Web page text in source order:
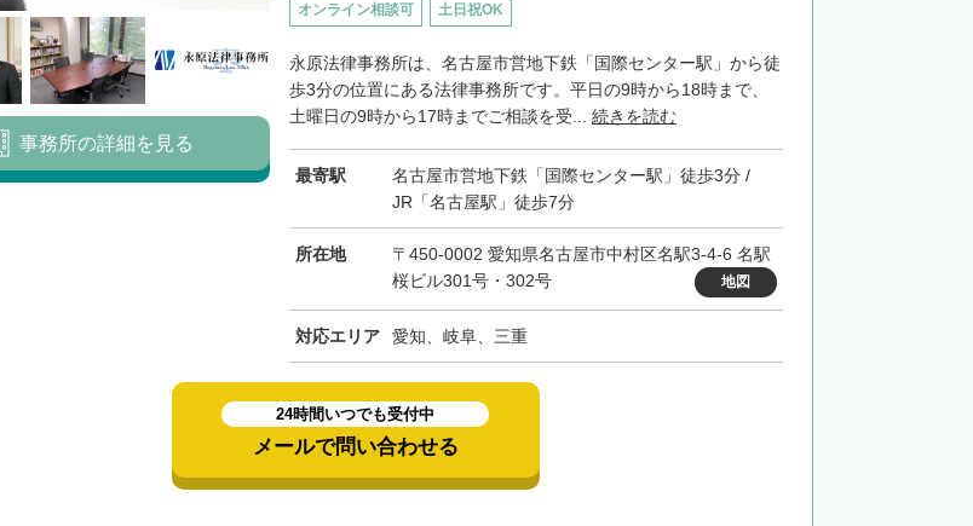
オンライン相談可 土日祝OK
永原法律事務所は、名古屋市営地下鉄「国際センター駅」から徒
歩3分の位置にある法律事務所です。平日の9時から18時まで、
土曜日の9時から17時までご相談を受... 続きを読む
最寄駅
名古屋市営地下鉄「国際センター駅」徒歩3分 /
JR「名古屋駅」徒歩7分
所在地
〒450-0002 愛知県名古屋市中村区名駅3-4-6 名駅
桜ビル301号・302号
地図
対応エリア 愛知、岐阜、三重
事務所の詳細を見る
24時間いつでも受付中
メールで問い合わせる